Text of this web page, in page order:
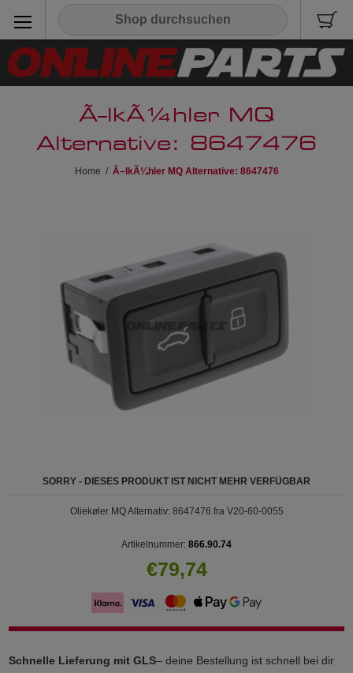
Ã–lkÃ¼hler MQ
Alternative: 8647476
Home / Ã–lkÃ¼hler MQ Alternative: 8647476
SORRY - DIESES PRODUKT IST NICHT MEHR VERFÜGBAR
Oliekøler MQ Alternativ: 8647476 fra V20-60-0055
Artikelnummer: 866.90.74
€79,74
Schnelle Lieferung mit GLS– deine Bestellung ist schnell bei dir